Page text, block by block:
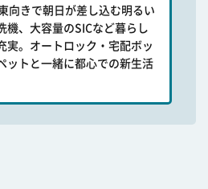
向きで朝日が差し込む明るい
機、大容量のSICなど暮らし
実。オートロック・宅配ボッ
ットと一緒に都心での新生活